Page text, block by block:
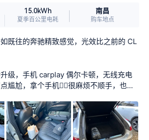
15.0kWh
夏季百公里电耗
南昌
购车地点
既往的奔驰精致感觉，光效比之前的 CL
级，手机 carplay 偶尔卡顿，无线充电
尴尬，拿个手机🤦‍♂️很麻烦不顺手，也没